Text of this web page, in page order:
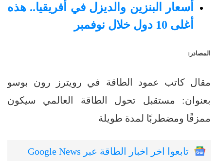
أسعار البنزين والديزل في أفريقيا.. هذه
أغلى 10 دول خلال نوفمبر
المصادر:
مقال كاتب عمود الطاقة في رويترز رون بوسو
بعنوان: مستقبل تحول الطاقة العالمي سيكون
ممزقًا ومضطربًا لمدة طويلة
تابعوا اخر اخبار الطاقة عبر Google News